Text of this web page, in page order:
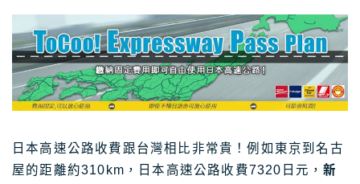
日本高速公路收費跟台灣相比非常貴！例如東京到名古
屋的距離約310km，日本高速公路收費7320日元，新